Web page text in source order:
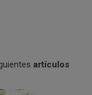
artículos